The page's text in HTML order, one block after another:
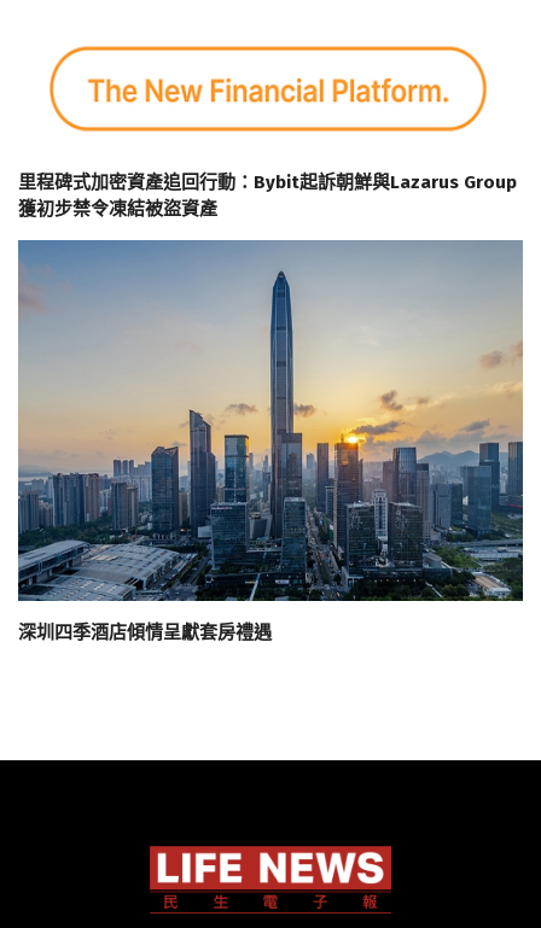
里程碑式加密資產追回行動：Bybit起訴朝鮮與Lazarus Group
獲初步禁令凍結被盜資產
深圳四季酒店傾情呈獻套房禮遇